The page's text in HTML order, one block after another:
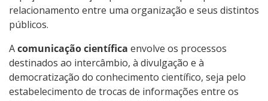
relacionamento entre uma organização e seus distintos
públicos.
Acomunicação científica envolve os processos
destinados ao intercâmbio, à divulgação e à
democratização do conhecimento científico, seja pelo
estabelecimento de trocas de informações entre os